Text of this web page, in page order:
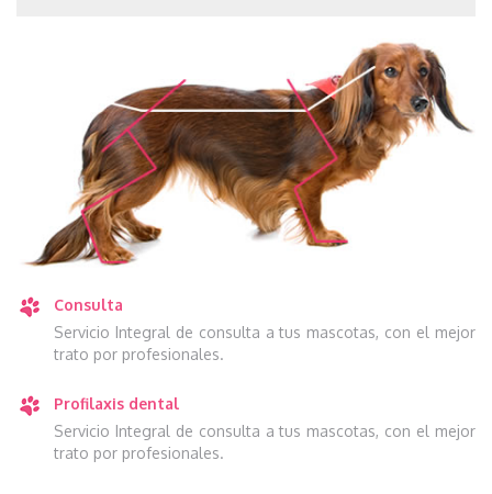
Consulta
Servicio Integral de consulta a tus mascotas, con el mejor
trato por profesionales.
Profilaxis dental
Servicio Integral de consulta a tus mascotas, con el mejor
trato por profesionales.